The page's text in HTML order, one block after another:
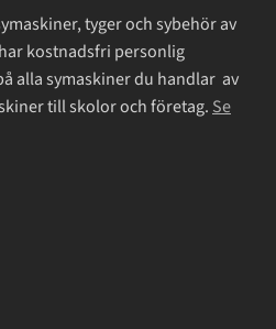
tyger och sybehör av
kostnadsfri personlig
alla symaskiner du handlar av
till skolor och företag. Se